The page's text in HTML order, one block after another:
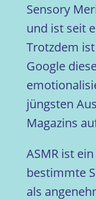
Sensory
und ist seit
Trotzdem
Google
jüngsten
Magazins
ASMR ist
bestimmte
als